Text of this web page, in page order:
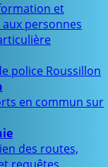
et
personnes
police Roussillon
en commun sur
des routes,